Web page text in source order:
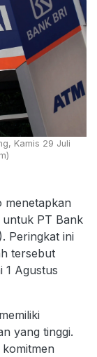
Kamis 29 Juli
menetapkan
untuk PT Bank
Peringkat ini
tersebut
1 Agustus
yang tinggi.